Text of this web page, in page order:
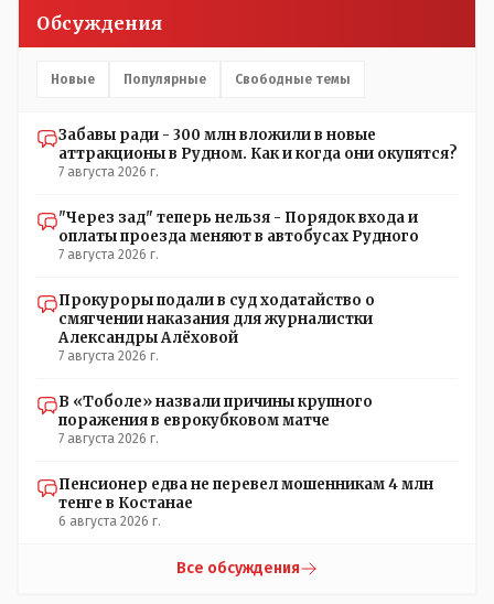
зарплата персонала, налоги, амортизация оборудования,
его техобслуживание, покупка запчастей,
расходы. И это не отнимая морозные дни, непогоду и
Обсуждения
Новые Популярные Свободные темы
Забавы ради - 300 млн вложили в новые
аттракционы в Рудном. Как и когда они окупятся?
7 августа 2026 г.
"Через зад" теперь нельзя - Порядок входа и
оплаты проезда меняют в автобусах Рудного
7 августа 2026 г.
Прокуроры подали в суд ходатайство о
смягчении наказания для журналистки
Александры Алёховой
7 августа 2026 г.
В «Тоболе» назвали причины крупного
поражения в еврокубковом матче
7 августа 2026 г.
Пенсионер едва не перевел мошенникам 4 млн
тенге в Костанае
6 августа 2026 г.
Все обсуждения